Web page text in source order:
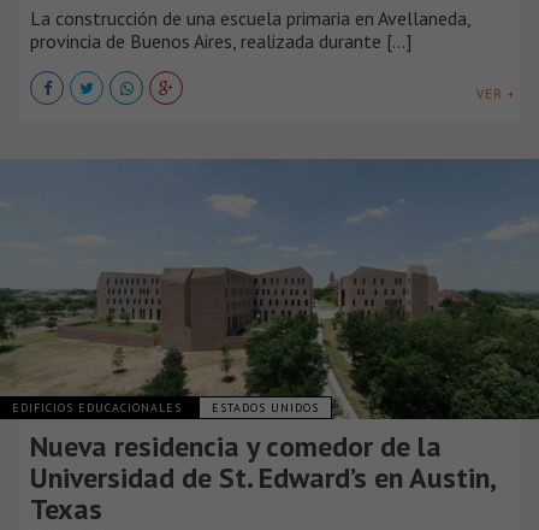
La construcción de una escuela primaria en Avellaneda,
provincia de Buenos Aires, realizada durante [...]
VER +
EDIFICIOS EDUCACIONALES ESTADOS UNIDOS
Nueva residencia y comedor de la
Universidad de St. Edward’s en Austin,
Texas